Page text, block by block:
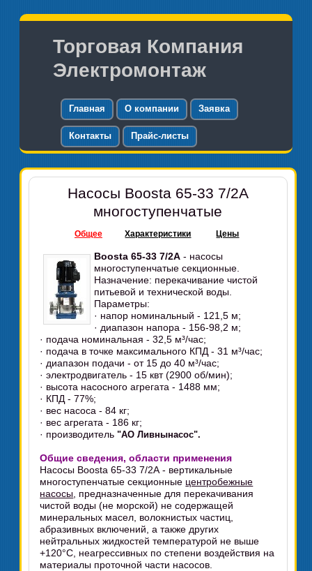
Торговая Компания
Электромонтаж
Главная О компании Заявка
Контакты Прайс-листы
Насосы Boosta 65-33 7/2А
многоступенчатые
Общее Характеристики Цены
Boosta 65-33 7/2А - насосы
многоступенчатые секционные.
Назначение: перекачивание чистой
питьевой и технической воды.
Параметры:
· напор номинальный - 121,5 м;
· диапазон напора - 156-98,2 м;
· подача номинальная - 32,5 м³/час;
· подача в точке максимального КПД - 31 м³/час;
· диапазон подачи - от 15 до 40 м³/час;
· электродвигатель - 15 квт (2900 об/мин);
· высота насосного агрегата - 1488 мм;
· КПД - 77%;
· вес насоса - 84 кг;
· вес агрегата - 186 кг;
· производитель"АО Ливнынасос".
Общие сведения, области применения
Насосы Boosta 65-33 7/2А - вертикальные
многоступенчатые секционные центробежные
насосы , предназначенные для перекачивания
чистой воды (не морской) не содержащей
минеральных масел, волокнистых частиц,
абразивных включений, а также других
нейтральных жидкостей температурой не выше
+120°C, неагрессивных по степени воздействия на
материалы проточной части насосов.